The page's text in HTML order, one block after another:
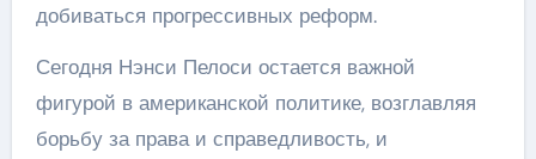
добиваться прогрессивных реформ.
Сегодня Нэнси Пелоси остается важной
фигурой в американской политике, возглавляя
борьбу за права и справедливость, и